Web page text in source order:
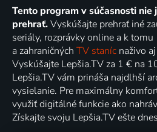
Tento program v súčasnosti nie
prehrať.Vyskúšajte prehrať iné
seriály, rozprávky online a k
a zahraničných TV staníc naživo
Vyskúšajte Lepšia.TV za 1 € na
Lepšia.TV vám prináša najdlhší
vysielanie. Pre maximálny
využiť digitálné funkcie ako
Získajte svoju Lepšia.TV ešte